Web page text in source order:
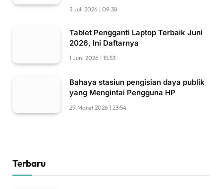
3 Juli 2026 | 09:38
Tablet Pengganti Laptop Terbaik Juni
2026, Ini Daftarnya
1 Juni 2026 | 15:53
Bahaya stasiun pengisian daya publik
yang Mengintai Pengguna HP
29 Maret 2026 | 23:54
Terbaru